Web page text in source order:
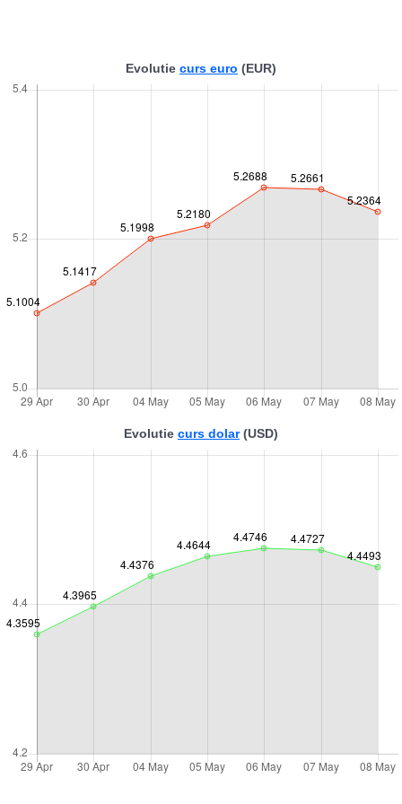
Evolutie curs euro (EUR)
Evolutie curs dolar(USD)